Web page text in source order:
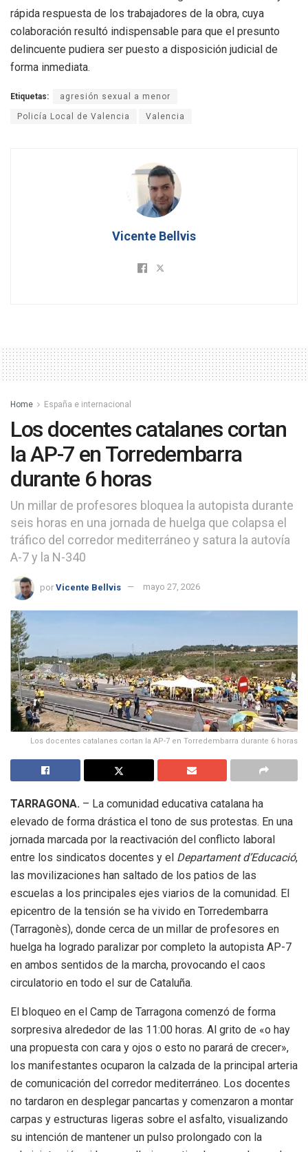
rápida respuesta de los trabajadores de la obra, cuya
colaboración resultó indispensable para que el presunto
delincuente pudiera ser puesto a disposición judicial de
forma inmediata.
Etiquetas: agresión sexual a menor
Policía Local de Valencia Valencia
Vicente Bellvis
Home España e internacional
Los docentes catalanes cortan
la AP-7 en Torredembarra
durante 6 horas
Un millar de profesores bloquea la autopista durante
seis horas en una jornada de huelga que colapsa el
tráfico del corredor mediterráneo y satura la autovía
A-7 y la N-340
por Vicente Bellvis mayo 27, 2026
Los docentes catalanes cortan la AP-7 en Torredembarra durante 6 horas
TARRAGONA. – La comunidad educativa catalana ha
elevado de forma drástica el tono de sus protestas. En una
jornada marcada por la reactivación del conflicto laboral
entre los sindicatos docentes y el Departament d’Educació,
las movilizaciones han saltado de los patios de las
escuelas a los principales ejes viarios de la comunidad. El
epicentro de la tensión se ha vivido en Torredembarra
(Tarragonès), donde cerca de un millar de profesores en
huelga ha logrado paralizar por completo la autopista AP-7
en ambos sentidos de la marcha, provocando el caos
circulatorio en todo el sur de Cataluña.
El bloqueo en el Camp de Tarragona comenzó de forma
sorpresiva alrededor de las 11:00 horas. Al grito de «o hay
una propuesta con cara y ojos o esto no parará de crecer»,
los manifestantes ocuparon la calzada de la principal arteria
de comunicación del corredor mediterráneo. Los docentes
no tardaron en desplegar pancartas y comenzaron a montar
carpas y estructuras ligeras sobre el asfalto, visualizando
su intención de mantener un pulso prolongado con la